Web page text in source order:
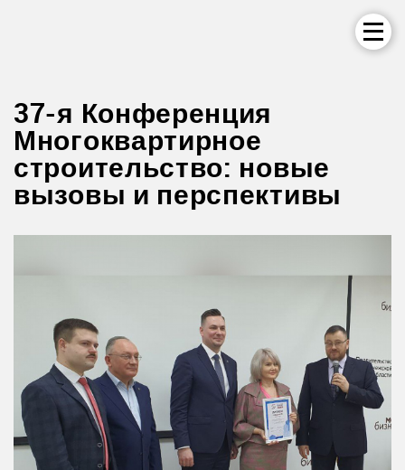
37-я Конференция
Многоквартирное
строительство: новые
вызовы и перспективы